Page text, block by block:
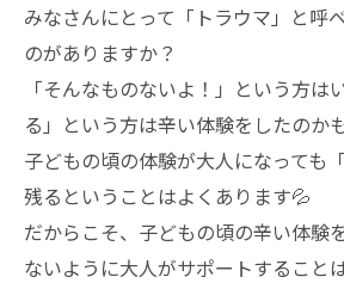
みなさんにとって「トラウマ」と呼
のがありますか？
「そんなものないよ！」という方は
る」という方は辛い体験をしたのか
子どもの頃の体験が大人になっても
残るということはよくあります💦
だからこそ、子どもの頃の辛い体験
ないように大人がサポートすること